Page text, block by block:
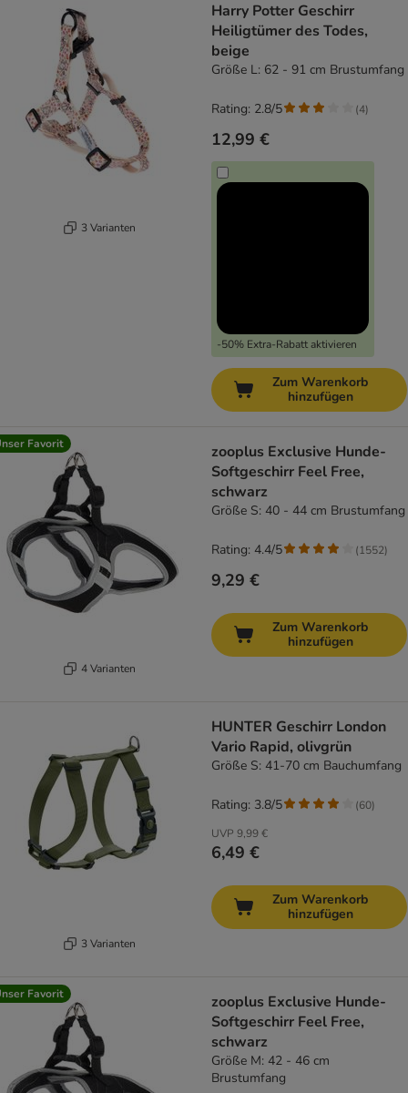
3 Varianten
Harry Potter Geschirr
Heiligtümer des Todes,
beige
Größe L: 62 - 91 cm Brustumfang
12,99 €
-50% Extra-Rabatt aktivieren
Rating: 2.8/5 (4)
Zum Warenkorb
hinzufügen
Favorit
4 Varianten
zooplus Exclusive Hunde-
Softgeschirr Feel Free,
schwarz
Größe S: 40 - 44 cm Brustumfang
9,29 €
Rating: 4.4/5 (1552)
Zum Warenkorb
hinzufügen
3 Varianten
HUNTER Geschirr London
Vario Rapid, olivgrün
Größe S: 41-70 cm Bauchumfang
UVP 9,99 €
6,49 €
Rating: 3.8/5 (60)
Zum Warenkorb
hinzufügen
Favorit
zooplus Exclusive Hunde-
Softgeschirr Feel Free,
schwarz
Größe M: 42 - 46 cm
Brustumfang